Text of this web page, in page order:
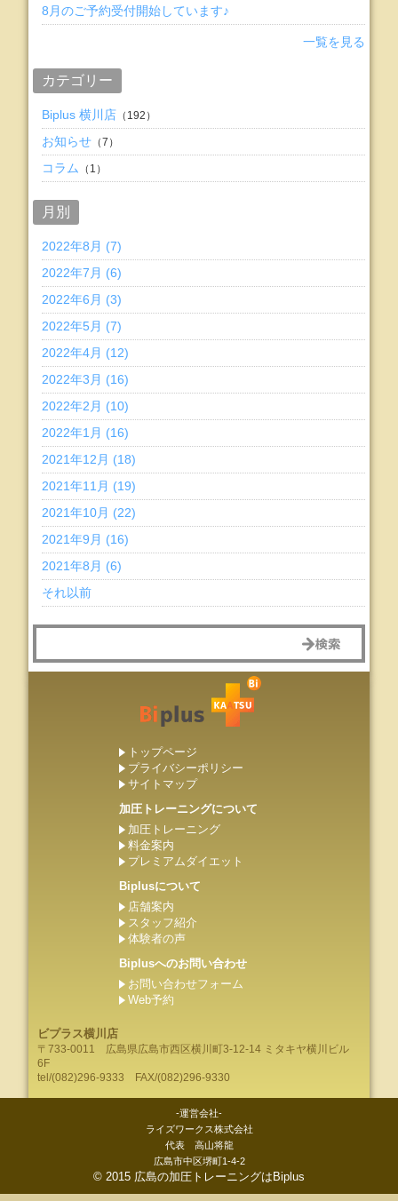
8月のご予約受付開始しています♪
一覧を見る
カテゴリー
Biplus 横川店 （192）
お知らせ （7）
コラム （1）
月別
2022年8月 (7)
2022年7月 (6)
2022年6月 (3)
2022年5月 (7)
2022年4月 (12)
2022年3月 (16)
2022年2月 (10)
2022年1月 (16)
2021年12月 (18)
2021年11月 (19)
2021年10月 (22)
2021年9月 (16)
2021年8月 (6)
それ以前
トップページ
プライバシーポリシー
サイトマップ
加圧トレーニングについて
加圧トレーニング
料金案内
プレミアムダイエット
Biplusについて
店舗案内
スタッフ紹介
体験者の声
Biplusへのお問い合わせ
お問い合わせフォーム
Web予約
ビプラス横川店
〒733-0011 広島県広島市西区横川町3-12-14 ミタキヤ横川ビル
6F
tel/(082)296-9333 FAX/(082)296-9330
-運営会社-
ライズワークス株式会社
代表 高山将龍
広島市中区堺町1-4-2
© 2015 広島の加圧トレーニングはBiplus